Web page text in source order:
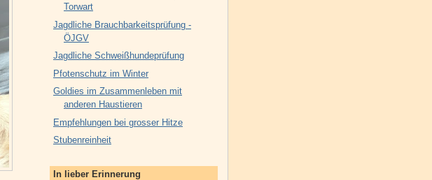
Torwart
Jagdliche Brauchbarkeitsprüfung -
ÖJGV
Jagdliche Schweißhundeprüfung
Pfotenschutz im Winter
Goldies im Zusammenleben mit
anderen Haustieren
Empfehlungen bei grosser Hitze
Stubenreinheit
In lieber Erinnerung